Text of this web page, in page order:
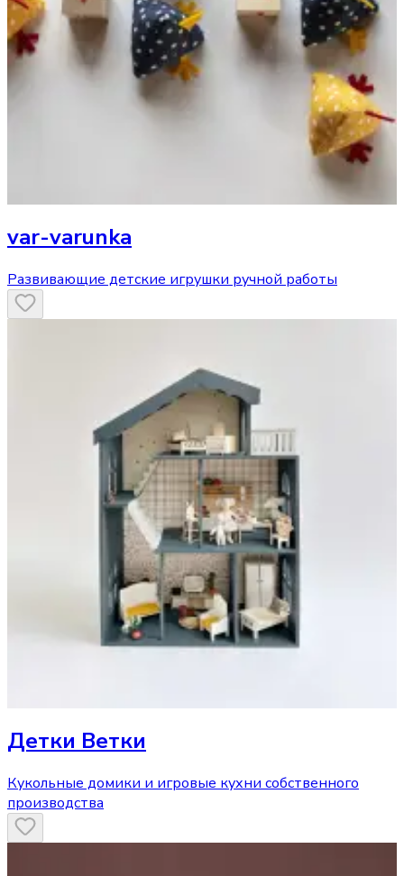
var-varunka
Развивающие детские игрушки ручной работы
Детки Ветки
Кукольные домики и игровые кухни собственного
производства